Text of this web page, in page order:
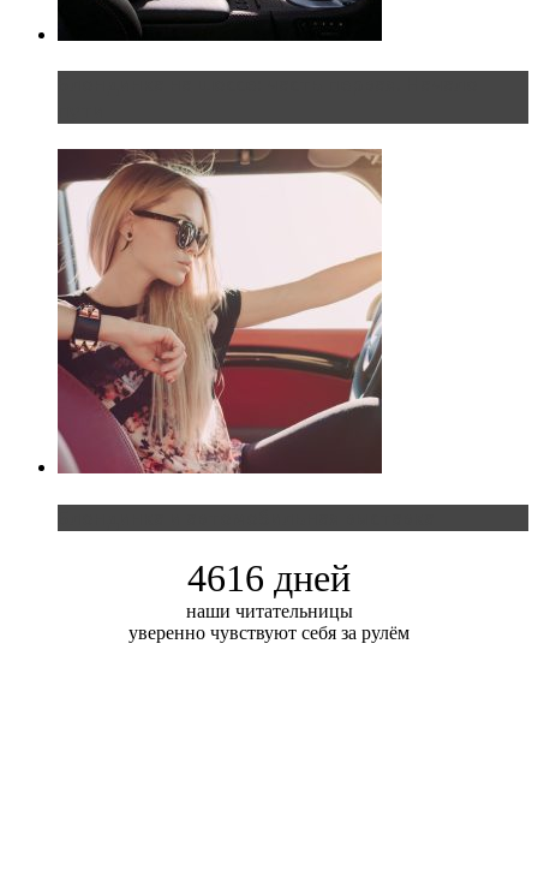
4616 дней
наши читательницы
уверенно чувствуют себя за рулём